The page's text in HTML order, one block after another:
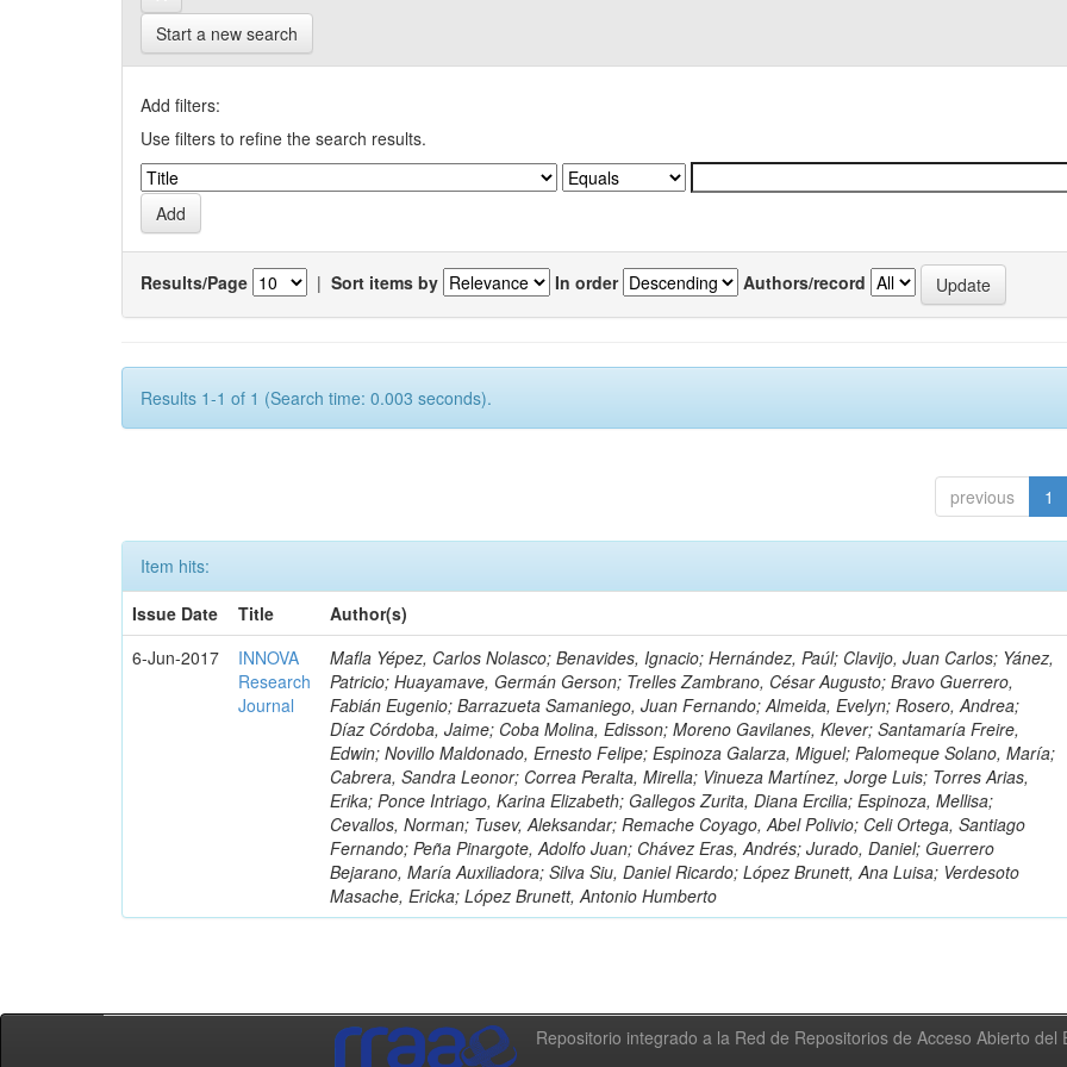
Start a new search
Add filters:
Use filters to refine the search results.
Results/Page | Sort items by In order Authors/record
Results 1-1 of 1 (Search time: 0.003 seconds).
previous 1
Item hits:
Issue Date
Title
Author(s)
6-Jun-2017
INNOVA
Research
Journal
Mafla Yépez, Carlos Nolasco; Benavides, Ignacio; Hernández, Paúl; Clavijo, Juan Carlos; Yánez,
Patricio; Huayamave, Germán Gerson; Trelles Zambrano, César Augusto; Bravo Guerrero,
Fabián Eugenio; Barrazueta Samaniego, Juan Fernando; Almeida, Evelyn; Rosero, Andrea;
Díaz Córdoba, Jaime; Coba Molina, Edisson; Moreno Gavilanes, Klever; Santamaría Freire,
Edwin; Novillo Maldonado, Ernesto Felipe; Espinoza Galarza, Miguel; Palomeque Solano, María;
Cabrera, Sandra Leonor; Correa Peralta, Mirella; Vinueza Martínez, Jorge Luis; Torres Arias,
Erika; Ponce Intriago, Karina Elizabeth; Gallegos Zurita, Diana Ercilia; Espinoza, Mellisa;
Cevallos, Norman; Tusev, Aleksandar; Remache Coyago, Abel Polivio; Celi Ortega, Santiago
Fernando; Peña Pinargote, Adolfo Juan; Chávez Eras, Andrés; Jurado, Daniel; Guerrero
Bejarano, María Auxiliadora; Silva Siu, Daniel Ricardo; López Brunett, Ana Luisa; Verdesoto
Masache, Ericka; López Brunett, Antonio Humberto
Repositorio integrado a la Red de Repositorios de Acceso Abierto del